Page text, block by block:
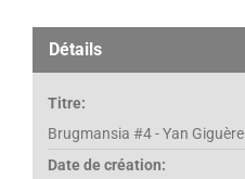
Détails
Titre:
Brugmansia #4 - Yan Giguère
Date de création: